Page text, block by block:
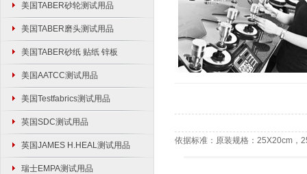
美国TABER砂轮测试用品
美国TABER磨头测试用品
美国TABER砂纸 贴纸 锌板
美国AATCC测试用品
美国Testfabrics测试用品
英国SDC测试用品
英国JAMES H.HEAL测试用品
瑞士EMPA测试用品
依据标准：原装规格：25X20cm，